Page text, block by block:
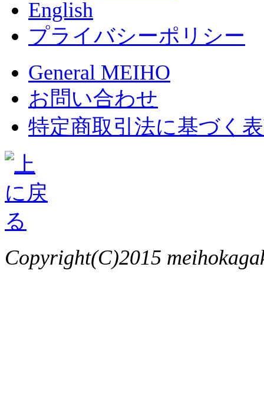
English
プライバシーポリシー
General MEIHO
お問い合わせ
特定商取引法に基づく
Copyright(C)2015